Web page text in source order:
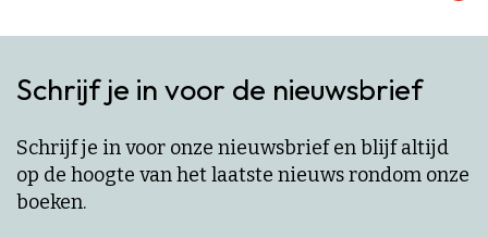
Schrijf je in voor de nieuwsbrief
Schrijf je in voor onze nieuwsbrief en blijf altijd
op de hoogte van het laatste nieuws rondom onze
boeken.